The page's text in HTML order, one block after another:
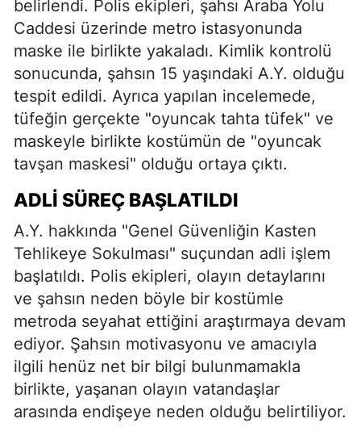
belirlendi. Polis ekipleri, şahsı Araba Yolu
Caddesi üzerinde metro istasyonunda
maske ile birlikte yakaladı. Kimlik kontrolü
sonucunda, şahsın 15 yaşındaki A.Y. olduğu
tespit edildi. Ayrıca yapılan incelemede,
tüfeğin gerçekte "oyuncak tahta tüfek" ve
maskeyle birlikte kostümün de "oyuncak
tavşan maskesi" olduğu ortaya çıktı.
ADLI SÜREÇ BAŞLATILDI
A.Y. hakkında "Genel Güvenliğin Kasten
Tehlikeye Sokulması" suçundan adli işlem
başlatıldı. Polis ekipleri, olayın detaylarını
ve şahsın neden böyle bir kostümle
metroda seyahat ettiğini araştırmaya devam
ediyor. Şahsın motivasyonu ve amacıyla
ilgili henüz net bir bilgi bulunmamakla
birlikte, yaşanan olayın vatandaşlar
arasında endişeye neden olduğu belirtiliyor.